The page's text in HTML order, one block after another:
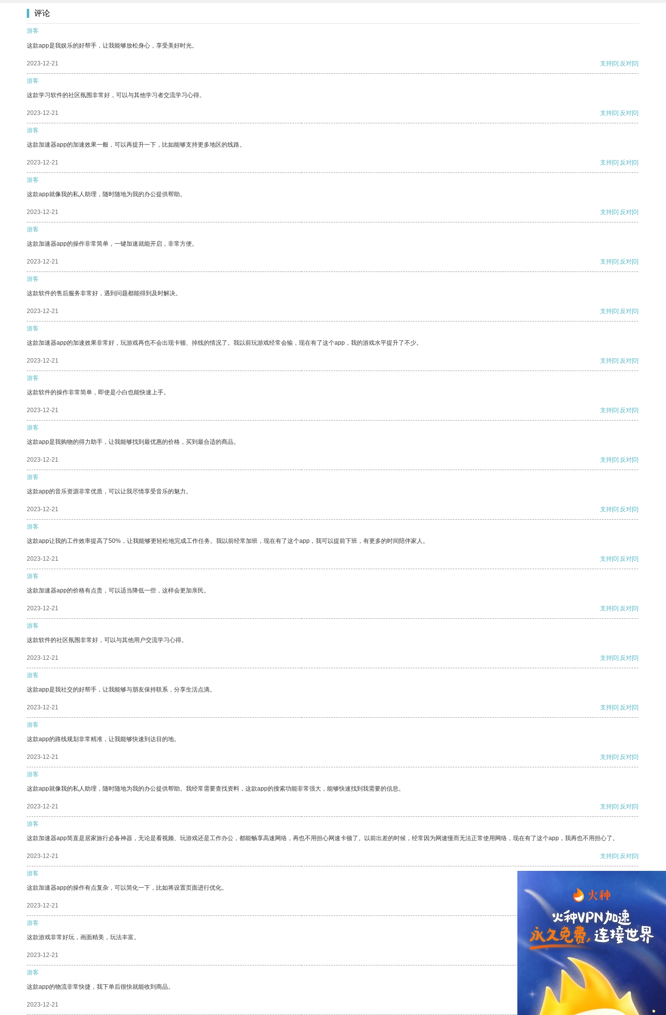
评论
游客
这款app是我娱乐的好帮手，让我能够放松身心，享受美好时光。
2023-12-21 支持[0] 反对[0]
游客
这款学习软件的社区氛围非常好，可以与其他学习者交流学习心得。
2023-12-21 支持[0] 反对[0]
游客
这款加速器app的加速效果一般，可以再提升一下，比如能够支持更多地区的线路。
2023-12-21 支持[0] 反对[0]
游客
这款app就像我的私人助理，随时随地为我的办公提供帮助。
2023-12-21 支持[0] 反对[0]
游客
这款加速器app的操作非常简单，一键加速就能开启，非常方便。
2023-12-21 支持[0] 反对[0]
游客
这款软件的售后服务非常好，遇到问题都能得到及时解决。
2023-12-21 支持[0] 反对[0]
游客
这款加速器app的加速效果非常好，玩游戏再也不会出现卡顿、掉线的情况了。我以前玩游戏经常会输，现在有了这个app，我的游戏水平提升了不少。
2023-12-21 支持[0] 反对[0]
游客
这款软件的操作非常简单，即使是小白也能快速上手。
2023-12-21 支持[0] 反对[0]
游客
这款app是我购物的得力助手，让我能够找到最优惠的价格，买到最合适的商品。
2023-12-21 支持[0] 反对[0]
游客
这款app的音乐资源非常优质，可以让我尽情享受音乐的魅力。
2023-12-21 支持[0] 反对[0]
游客
这款app让我的工作效率提高了50%，让我能够更轻松地完成工作任务。我以前经常加班，现在有了这个app，我可以提前下班，有更多的时间陪伴家人。
2023-12-21 支持[0] 反对[0]
游客
这款加速器app的价格有点贵，可以适当降低一些，这样会更加亲民。
2023-12-21 支持[0] 反对[0]
游客
这款软件的社区氛围非常好，可以与其他用户交流学习心得。
2023-12-21 支持[0] 反对[0]
游客
这款app是我社交的好帮手，让我能够与朋友保持联系，分享生活点滴。
2023-12-21 支持[0] 反对[0]
游客
这款app的路线规划非常精准，让我能够快速到达目的地。
2023-12-21 支持[0] 反对[0]
游客
这款app就像我的私人助理，随时随地为我的办公提供帮助。我经常需要查找资料，这款app的搜索功能非常强大，能够快速找到我需要的信息。
2023-12-21 支持[0] 反对[0]
游客
这款加速器app简直是居家旅行必备神器，无论是看视频、玩游戏还是工作办公，都能畅享高速网络，再也不用担心网速卡顿了。以前出差的时候，经常因为网速慢而无法正常使用网络，现在有了这个app，我再也不用担心了。
2023-12-21 支持[0] 反对[0]
游客
这款加速器app的操作有点复杂，可以简化一下，比如将设置页面进行优化。
2023-12-21
游客
这款游戏非常好玩，画面精美，玩法丰富。
2023-12-21 反对
游客
这款app的物流非常快捷，我下单后很快就能收到商品。
2023-12-21 反对[0]